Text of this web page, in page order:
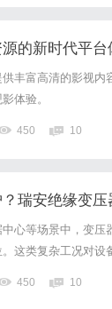
的新时代平台
丰富高清的影视
体验。
450 10
瑞安绝缘变
心等场景中，变
这类复杂工况对
好重载状态下的
设备高强度运行需
450 10